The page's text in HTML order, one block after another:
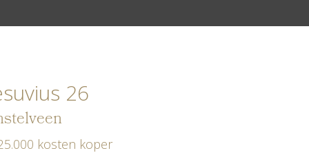
26
kosten koper